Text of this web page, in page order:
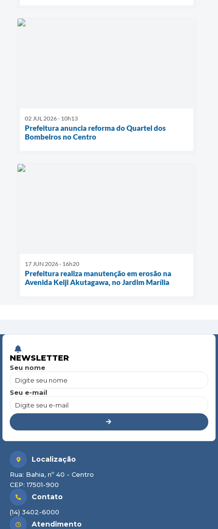
02 JUL 2026 - 10h13
Prefeitura anuncia reforma do Quartel dos
Bombeiros no Centro
17 JUN 2026 - 16h20
Prefeitura realiza manutenção em erosão na
Avenida Keiji Akutagawa, no Jardim Marília
NEWSLETTER
Seu nome
Seu e-mail
Localização
Rua: Bahia, nº 40 - Centro
CEP: 17501-900
Contato
(14) 3402-6000
Atendimento